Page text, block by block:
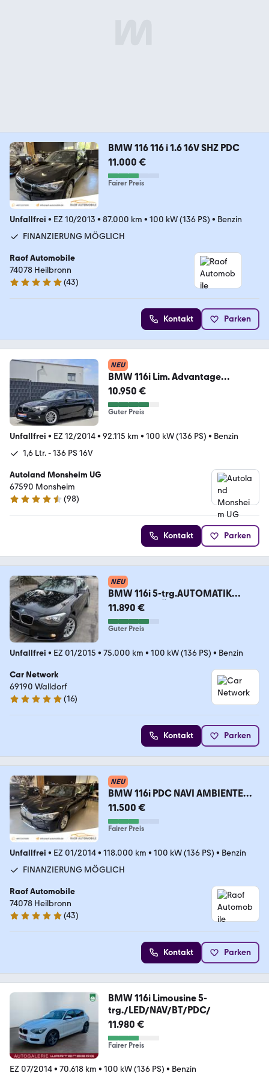
BMW 116 116 i 1.6 16V SHZ PDC
11.000 €
Fairer Preis
Unfallfrei • EZ 10/2013 • 87.000 km • 100 kW (136 PS) • Benzin
FINANZIERUNG MÖGLICH
Raof Automobile
74078 Heilbronn
5 Sterne
(43)
Kontakt Parken
NEU
BMW 116i Lim. Advantage
Automatik SHZ PDC TEMP 2.HD
10.950 €
Guter Preis
Unfallfrei • EZ 12/2014• 92.115 km • 100 kW (136 PS) • Benzin
1,6 Ltr. - 136 PS 16V
Autoland Monsheim UG
67590 Monsheim
4.6 Sterne
(98)
Kontakt Parken
NEU
BMW 116i 5-trg.AUTOMATIK
GARANTIE TÜV Neu
11.890 €
Guter Preis
Unfallfrei • EZ 01/2015 • 75.000 km • 100 kW (136 PS) • Benzin
Car Network
69190 Walldorf
5 Sterne
(16)
Kontakt Parken
NEU
BMW 116i PDC NAVI AMBIENTE
SCHECKHEFTGEPFLEGT
11.500 €
Fairer Preis
Unfallfrei • EZ 01/2014• 118.000 km • 100 kW (136 PS) • Benzin
FINANZIERUNG MÖGLICH
Raof Automobile
74078 Heilbronn
5 Sterne
(43)
Kontakt Parken
BMW 116i Limousine 5-
trg./LED/NAV/BT/PDC/
11.980 €
Fairer Preis
EZ 07/2014• 70.618 km • 100 kW (136 PS) • Benzin